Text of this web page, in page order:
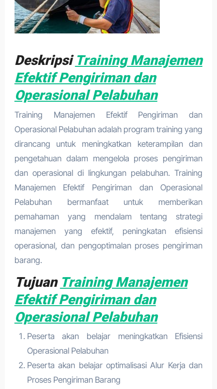
Deskripsi Training Manajemen
Efektif Pengiriman dan
Operasional Pelabuhan
Training Manajemen Efektif Pengiriman dan
Operasional Pelabuhan adalah program training yang
dirancang untuk meningkatkan keterampilan dan
pengetahuan dalam mengelola proses pengiriman
dan operasional di lingkungan pelabuhan. Training
Manajemen Efektif Pengiriman dan Operasional
Pelabuhan bermanfaat untuk memberikan
pemahaman yang mendalam tentang strategi
manajemen yang efektif, peningkatan efisiensi
operasional, dan pengoptimalan proses pengiriman
barang.
Tujuan Training Manajemen
Efektif Pengiriman dan
Operasional Pelabuhan
Peserta akan belajar meningkatkan Efisiensi
Operasional Pelabuhan
Peserta akan belajar optimalisasi Alur Kerja dan
Proses Pengiriman Barang